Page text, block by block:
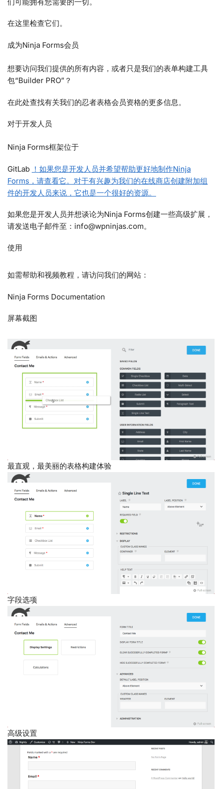
在这里检查它们。
成为Ninja Forms会员
想要访问我们提供的所有内容，或者只是我们的表单构建工具
包“Builder PRO”？
在此处查找有关我们的忍者表格会员资格的更多信息。
对于开发人员
Ninja Forms框架位于
GitLab ！如果您是开发人员并希望帮助更好地制作Ninja
Forms，请查看它。对于有兴趣为我们的在线商店创建附加组
件的开发人员来说，它也是一个很好的资源。
如果您是开发人员并想谈论为Ninja Forms创建一些高级扩展，
请发送电子邮件至：info@wpninjas.com。
使用
如需帮助和视频教程，请访问我们的网站：
Ninja Forms Documentation
屏幕截图
最直观，最美丽的表格构建体验
字段选项
高级设置